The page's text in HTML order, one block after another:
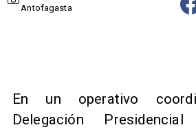
Antofagasta
En un operativo
Delegación